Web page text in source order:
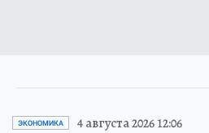
ЭКОНОМИКА 4 августа 2026 12:06